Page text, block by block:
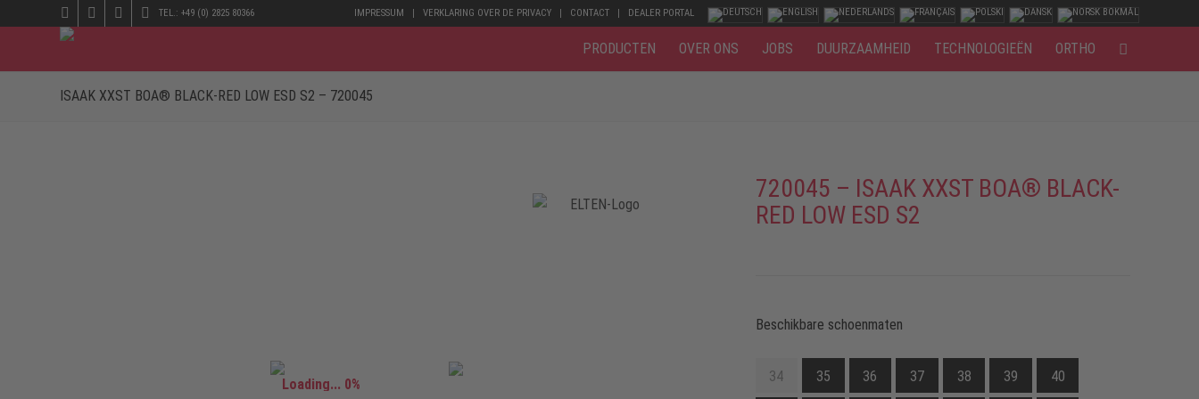
IMPRESSUM VERKLARING OVER DE PRIVACY CONTACT DEALER PORTAL
TEL.: +49 (0) 2825 80366
PRODUCTEN OVER ONS JOBS DUURZAAMHEID TECHNOLOGIEËN ORTHO
ISAAK XXST BOA® BLACK-RED LOW ESD S2 – 720045
Loading... 0%
720045 – ISAAK XXST BOA® BLACK-
RED LOW ESD S2
Beschikbare schoenmaten
34 35 36 37 38 39 40